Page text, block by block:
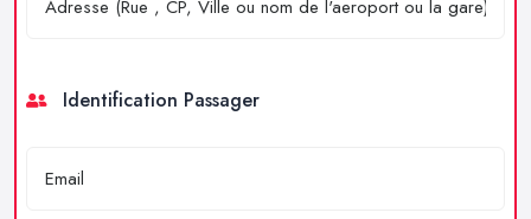
Identification Passager